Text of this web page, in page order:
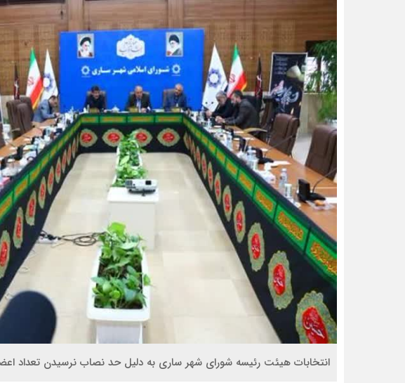
انتخابات هیئت رئیسه شورای شهر ساری به دلیل حد نصاب نرسیدن تعداد